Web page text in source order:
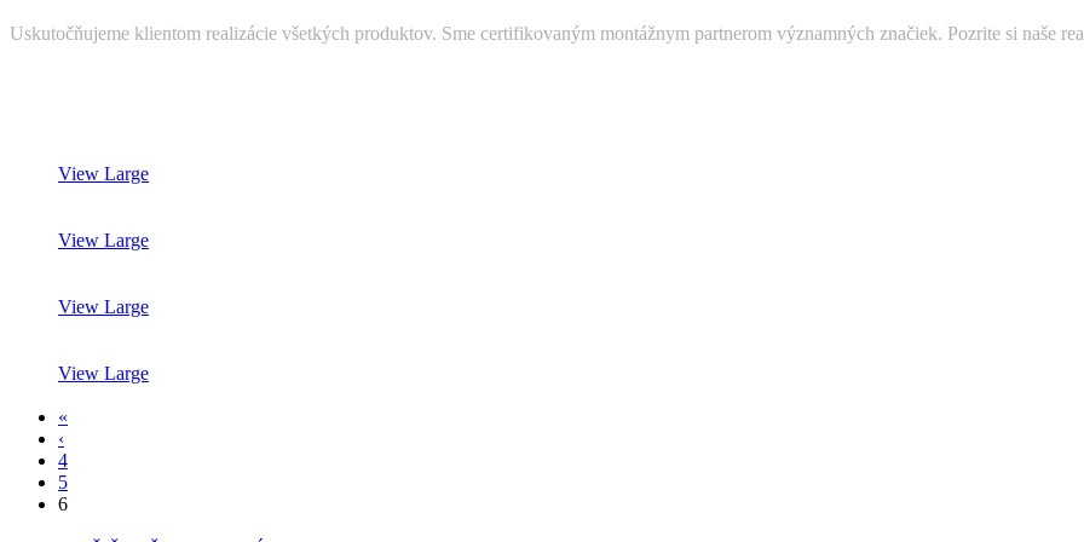
Uskutočňujeme klientom realizácie všetkých produktov. Sme certifikovaným montážnym partnerom významných značiek. Pozrite si naše
View Large
View Large
View Large
View Large
«
‹
4
5
6